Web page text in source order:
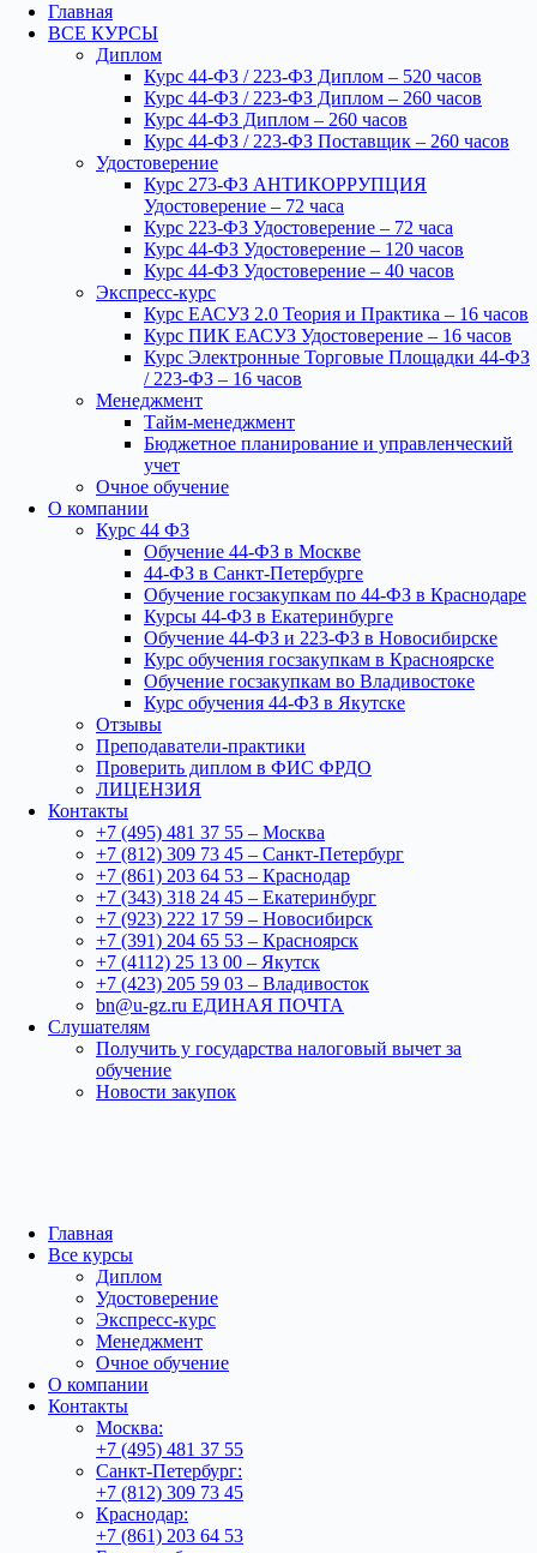
Главная
ВСЕ КУРСЫ
Диплом
Курс 44-ФЗ / 223-ФЗ Диплом – 520 часов
Курс 44-ФЗ / 223-ФЗ Диплом – 260 часов
Курс 44-ФЗ Диплом – 260 часов
Курс 44-ФЗ / 223-ФЗ Поставщик – 260 часов
Удостоверение
Курс 273-ФЗ АНТИКОРРУПЦИЯ
Удостоверение – 72 часа
Курс 223-ФЗ Удостоверение – 72 часа
Курс 44-ФЗ Удостоверение – 120 часов
Курс 44-ФЗ Удостоверение – 40 часов
Экспресс-курс
Курс ЕАСУЗ 2.0 Теория и Практика – 16 часов
Курс ПИК ЕАСУЗ Удостоверение – 16 часов
Курс Электронные Торговые Площадки 44-ФЗ
/ 223-ФЗ – 16 часов
Менеджмент
Тайм-менеджмент
Бюджетное планирование и управленческий
учет
Очное обучение
О компании
Курс 44 ФЗ
Обучение 44-ФЗ в Москве
44-ФЗ в Санкт-Петербурге
Обучение госзакупкам по 44-ФЗ в Краснодаре
Курсы 44-ФЗ в Екатеринбурге
Обучение 44-ФЗ и 223-ФЗ в Новосибирске
Курс обучения госзакупкам в Красноярске
Обучение госзакупкам во Владивостоке
Курс обучения 44-ФЗ в Якутске
Отзывы
Преподаватели-практики
Проверить диплом в ФИС ФРДО
ЛИЦЕНЗИЯ
Контакты
+7 (495) 481 37 55 – Москва
+7 (812) 309 73 45 – Санкт-Петербург
+7 (861) 203 64 53 – Краснодар
+7 (343) 318 24 45 – Екатеринбург
+7 (923) 222 17 59 – Новосибирск
+7 (391) 204 65 53 – Красноярск
+7 (4112) 25 13 00 – Якутск
+7 (423) 205 59 03 – Владивосток
bn@u-gz.ru ЕДИНАЯ ПОЧТА
Слушателям
Получить у государства налоговый вычет за
обучение
Новости закупок
Главная
Все курсы
Диплом
Удостоверение
Экспресс-курс
Менеджмент
Очное обучение
О компании
Контакты
Москва:
+7 (495) 481 37 55
Санкт-Петербург:
+7 (812) 309 73 45
Краснодар:
+7 (861) 203 64 53